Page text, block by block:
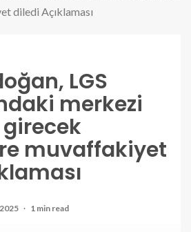
diledi Açıklaması
LGS
merkezi
muvaffakiyet
1 min read